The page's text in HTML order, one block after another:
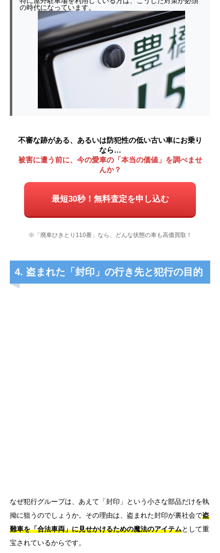
の時代になっています。
不審な跡がある、あるいは防犯性の低い古い車にお乗り
なら…
被害に遭う前に、今の愛車の「本当の価値」を調べませ
んか？
最短30秒！無料査定を申し込む
※「廃車ひきとり110番」なら、どんな状態の車も高価買取！
4. 盗まれた「封印」の行き先と犯行の目的
なぜ犯行グループは、あえて「封印」という小さな部品だけを執
拗に狙うのでしょうか。その理由は、盗まれた封印が裏社会で盗
難車を「合法車両」に見せかけるための魔法のアイテムとして重
宝されているからです。